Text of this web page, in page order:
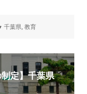
カ
リ
千葉県,教育
定】千葉県